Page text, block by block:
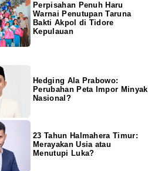
Perpisahan Penuh Haru
Warnai Penutupan Taruna
Bakti Akpol di Tidore
Kepulauan
Hedging Ala Prabowo:
Perubahan Peta Impor Minyak
Nasional?
23 Tahun Halmahera Timur:
Merayakan Usia atau
Menutupi Luka?